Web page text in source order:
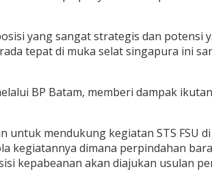
yang sangat strategis dan
tepat di muka selat singapura ini
BP Batam, memberi dampak
mendukung kegiatan STS FSU
kegiatannya dimana perpindahan
kepabeanan akan diajukan usulan